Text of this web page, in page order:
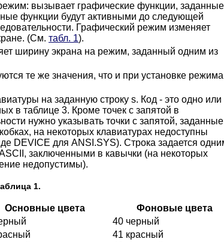
вызывает графические функции, заданные
функции будут активными до следующей
Графический режим изменяет
(См. табл. 1).
ширину экрана на режим, заданный одним из
те же значения, что и при установке режима
на заданную строку s. Код - это одно или
в таблице 3. Кроме точек с запятой в
нужно указывать точки с запятой,
на некоторых клавиатурах недоступны
DEVICE для ANSI.SYS). Строка задается
заключенными в кавычки (на некоторых
недопустимы).
1.
Основные цвета
Фоновые цвета
40 черный
41 красный